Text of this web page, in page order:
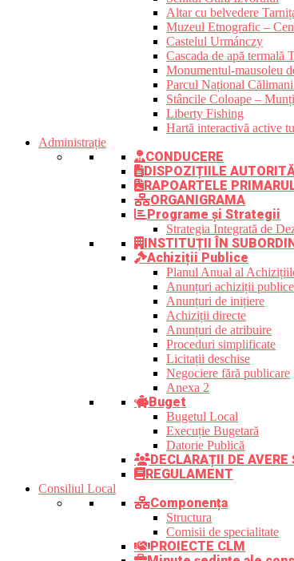
Altar cu belvedere
Muzeul Etnografic –
Castelul Urmánczy
Cascada de apă termală
Monumentul-mausoleu
Parcul Național
Stâncile Coloape –
Liberty Fishing
Hartă interactivă active
Administrație
CONDUCERE
DISPOZIȚIILE
RAPOARTELE
ORGANIGRAMA
Programe și Strategii
Strategia Integrată de
INSTITUȚII ÎN
Achiziții Publice
Planul Anual al
Anunțuri achiziții publice
Anunțuri de inițiere
Achiziții directe
Anunțuri de atribuire
Proceduri simplificate
Licitații deschise
Negociere fără publicare
Anexa 2
Buget
Bugetul Local
Execuție Bugetară
Datorie Publică
DECLARAȚII DE
REGULAMENT
Consiliul Local
Componența
Structura
Comisii de specialitate
PROIECTE CLM